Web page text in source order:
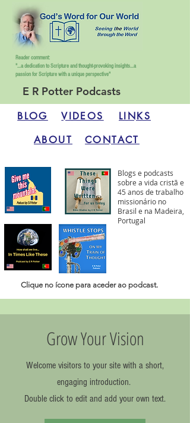
Reader comment:
"...a dedication to Scripture and thought-provoking insights...a
passion for Scripture with a unique perspective"
BLOG VIDEOS
LINKS
ABOUT
CONTACT
Blogs e podcasts
sobre a vida cristã e
45 anos de trabalho
missionário no
Brasil e na Madeira,
Portugal
Clique no ícone para aceder ao podcast.
E R Potter Podcasts
Grow Your Vision
Welcome visitors to your site with a short,
engaging introduction.
Double click to edit and add your own text.